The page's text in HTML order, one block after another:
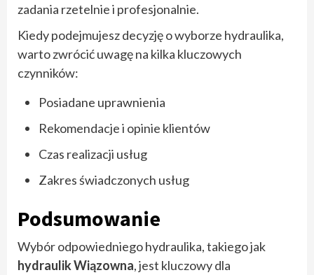
zadania rzetelnie i profesjonalnie.
Kiedy podejmujesz decyzję o wyborze hydraulika,
warto zwrócić uwagę na kilka kluczowych
czynników:
Posiadane uprawnienia
Rekomendacje i opinie klientów
Czas realizacji usług
Zakres świadczonych usług
Podsumowanie
Wybór odpowiedniego hydraulika, takiego jak
hydraulik Wiązowna, jest kluczowy dla